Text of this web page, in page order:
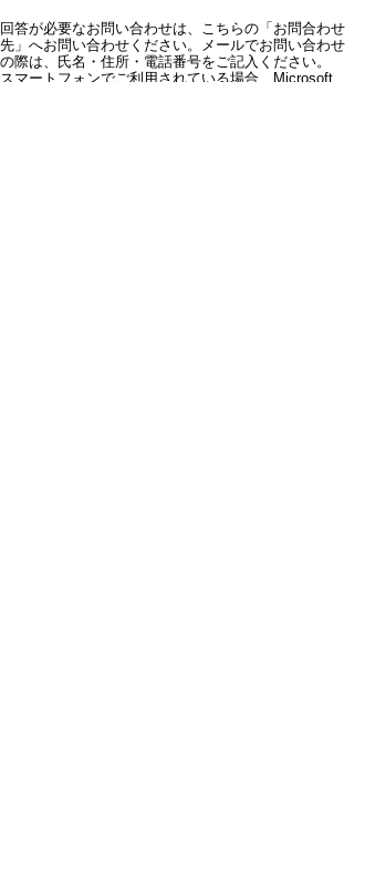
回答が必要なお問い合わせは、こちらの「お問合わせ
先」へお問い合わせください。メールでお問い合わせ
の際は、氏名・住所・電話番号をご記入ください。
スマートフォンでご利用されている場合、Microsoft